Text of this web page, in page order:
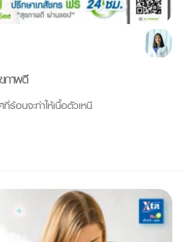
ภาพดี
อนจะทำให้เนื้อตัวเหนี